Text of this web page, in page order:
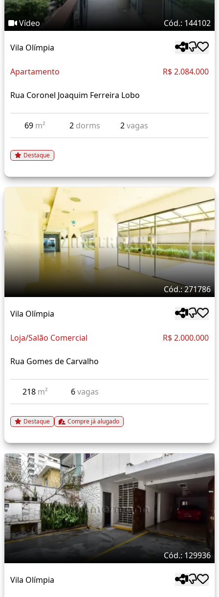
Vídeo Cód.: 144102
Vila Olímpia
Apartamento R$ 2.084.000
Rua Coronel Joaquim Ferreira Lobo
69 m² 2 dorms 2vagas
Destaque
Cód.: 271786
Vila Olímpia
Loja/Salão Comercial R$ 2.000.000
Rua Gomes de Carvalho
218 m² 6vagas
Destaque Compre já alugado
Cód.: 129936
Vila Olímpia